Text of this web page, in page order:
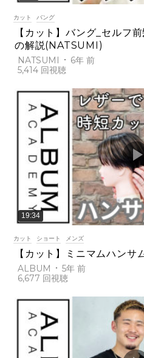
カット バング
【カット】バング_セルフ
の解説(NATSUMI)
NATSUMI
6年 前
5,414
19:34
カット ショート メンズ
【カット】ミニマムハンサ
ALBUM
5年 前
6,677